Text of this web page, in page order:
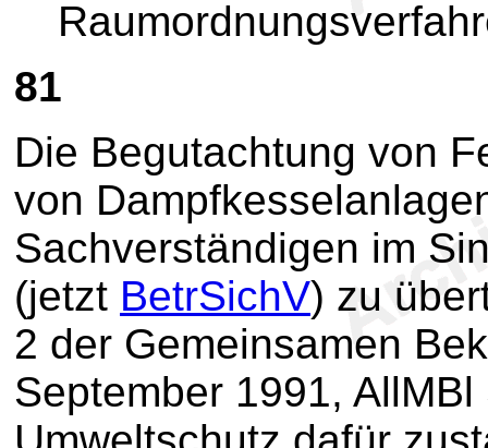
81
Die Begutachtung von
von
Sachverständigen im
(jetzt BetrSichV) zu
2 der Gemeinsamen
September 1991,